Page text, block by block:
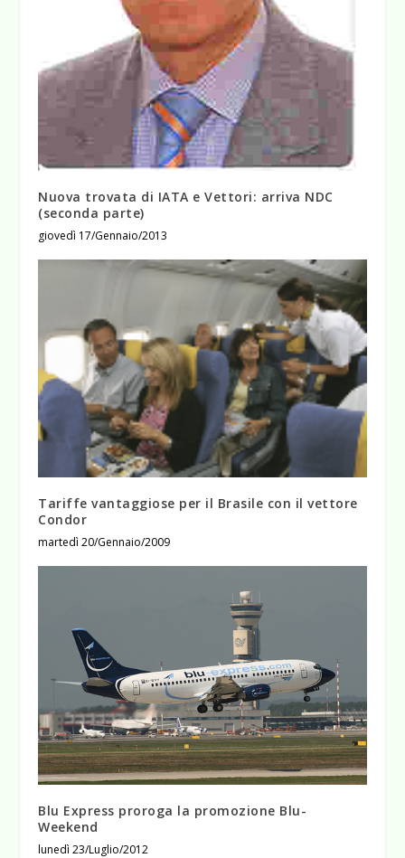
Nuova trovata di IATA e Vettori: arriva NDC
(seconda parte)
giovedì 17/Gennaio/2013
Tariffe vantaggiose per il Brasile con il vettore
Condor
martedì 20/Gennaio/2009
Blu Express proroga la promozione Blu-
Weekend
lunedì 23/Luglio/2012